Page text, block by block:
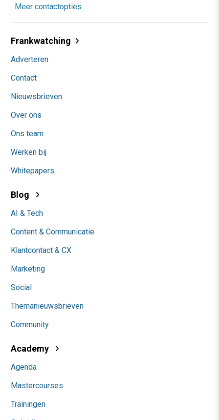
Meer contactopties
Frankwatching
Adverteren
Contact
Nieuwsbrieven
Over ons
Ons team
Werken bij
Whitepapers
Blog
AI & Tech
Content & Communicatie
Klantcontact & CX
Marketing
Social
Themanieuwsbrieven
Community
Academy
Agenda
Mastercourses
Trainingen